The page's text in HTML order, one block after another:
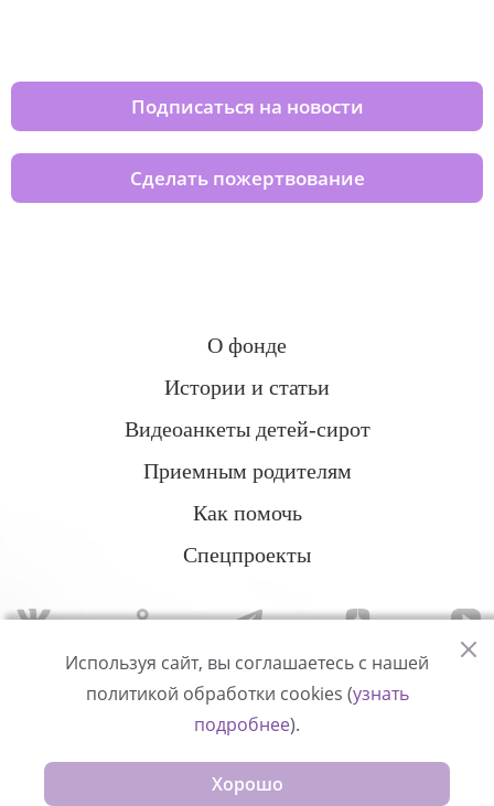
Подписаться на новости
Сделать пожертвование
О фонде
Истории и статьи
Видеоанкеты детей-сирот
Приемным родителям
Как помочь
Спецпроекты
Политика конфиденциальности
Используя сайт, вы соглашаетесь с нашей
политикой обработки cookies (узнать
подробнее).
Хорошо